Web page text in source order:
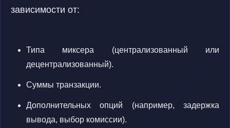
зависимости от:
Типа миксера (централизованный или
децентрализованный).
Суммы транзакции.
Дополнительных опций (например, задержка
вывода, выбор комиссии).